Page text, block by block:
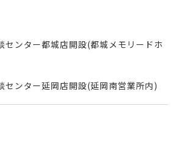
センター都城店開設(都城メモリードホ
センター延岡店開設(延岡南営業所内)